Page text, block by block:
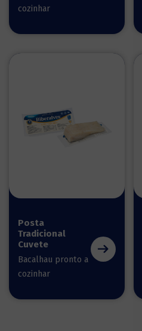
cozinhar
Posta
Tradicional
Cuvete
Bacalhau pronto a
cozinhar